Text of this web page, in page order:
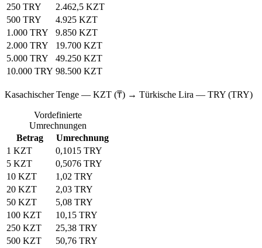
250 TRY
2.462,5 KZT
500 TRY
4.925 KZT
1.000 TRY
9.850 KZT
2.000 TRY
19.700 KZT
5.000 TRY
49.250 KZT
10.000 TRY 98.500 KZT
Kasachischer Tenge — KZT (₸) → Türkische Lira — TRY (TRY)
Vordefinierte
Umrechnungen
Betrag
Umrechnung
1 KZT
0,1015 TRY
5 KZT
0,5076 TRY
10 KZT
1,02 TRY
20 KZT
2,03 TRY
50 KZT
5,08 TRY
100 KZT
10,15 TRY
250 KZT
25,38 TRY
500 KZT
50,76 TRY